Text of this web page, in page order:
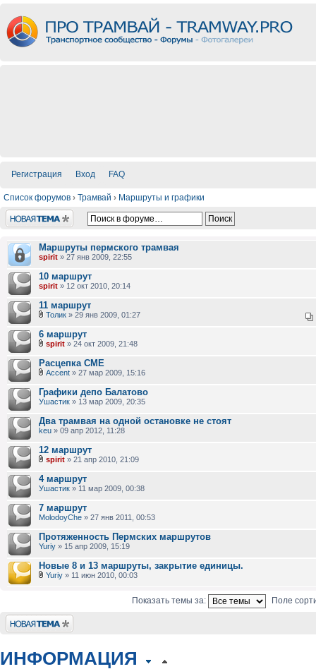
Регистрация Вход FAQ
Список форумов › Трамвай › Маршруты и графики
Новая тема
Маршруты пермского трамвая
spirit » 27 янв 2009, 22:55
10 маршрут
spirit » 12 окт 2010, 20:14
11 маршрут
Толик » 29 янв 2009, 01:27
6 маршрут
spirit » 24 окт 2009, 21:48
Расцепка СМЕ
Accent » 27 мар 2009, 15:16
Графики депо Балатово
Ушастик » 13 мар 2009, 20:35
Два трамвая на одной остановке не стоят
keu » 09 апр 2012, 11:28
12 маршрут
spirit » 21 апр 2010, 21:09
4 маршрут
Ушастик » 11 мар 2009, 00:38
7 маршрут
MolodoyChe » 27 янв 2011, 00:53
Протяженность Пермских маршрутов
Yuriy » 15 апр 2009, 15:19
Новые 8 и 13 маршруты, закрытие единицы.
Yuriy » 11 июн 2010, 00:03
Показать темы за:
Поле
Новая тема
ИНФОРМАЦИЯ